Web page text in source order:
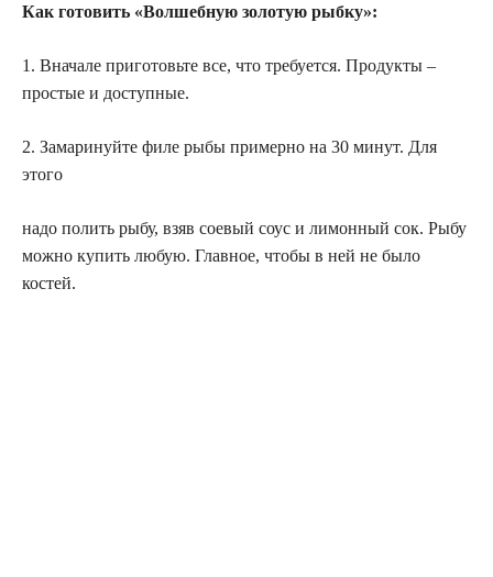
Как готовить «Волшебную золотую рыбку»:
1. Вначале приготовьте все, что требуется. Продукты –
простые и доступные.
2. Замаринуйте филе рыбы примерно на 30 минут. Для
этого
надо полить рыбу, взяв соевый соус и лимонный сок. Рыбу
можно купить любую. Главное, чтобы в ней не было
костей.